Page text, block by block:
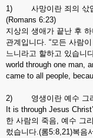
1) 사망이란 죄의 삯입
(Romans 6:23)
지상의 생애가 끝난 후
관계입니다. “모든 사람
느니라고 할하고 있습니
world through one man,
came to all people,
2) 영생이란 예수 그리
It is through Jesus
한 사람의 죽음, 예수 그
렀습니다.(롬5:8,21)복음